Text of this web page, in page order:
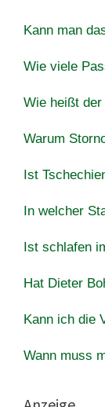
Kann man
Wie viele
Wie heißt
Warum
Ist
In welcher
Ist schlafen
Hat Dieter
Kann ich die
Wann muss